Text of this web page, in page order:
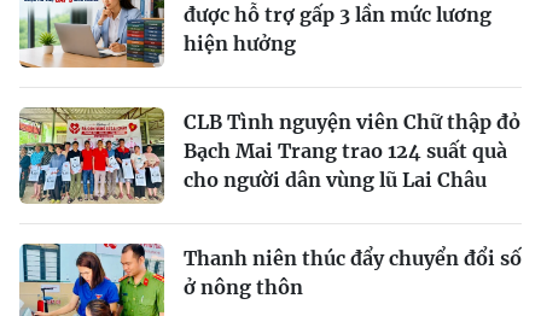
được hỗ trợ gấp 3 lần mức lương
hiện hưởng
CLB Tình nguyện viên Chữ thập đỏ
Bạch Mai Trang trao 124 suất quà
cho người dân vùng lũ Lai Châu
Thanh niên thúc đẩy chuyển đổi số
ở nông thôn